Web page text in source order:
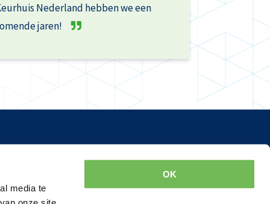
media te
OK
Nederland hebben we een
jaren!
Thermografie